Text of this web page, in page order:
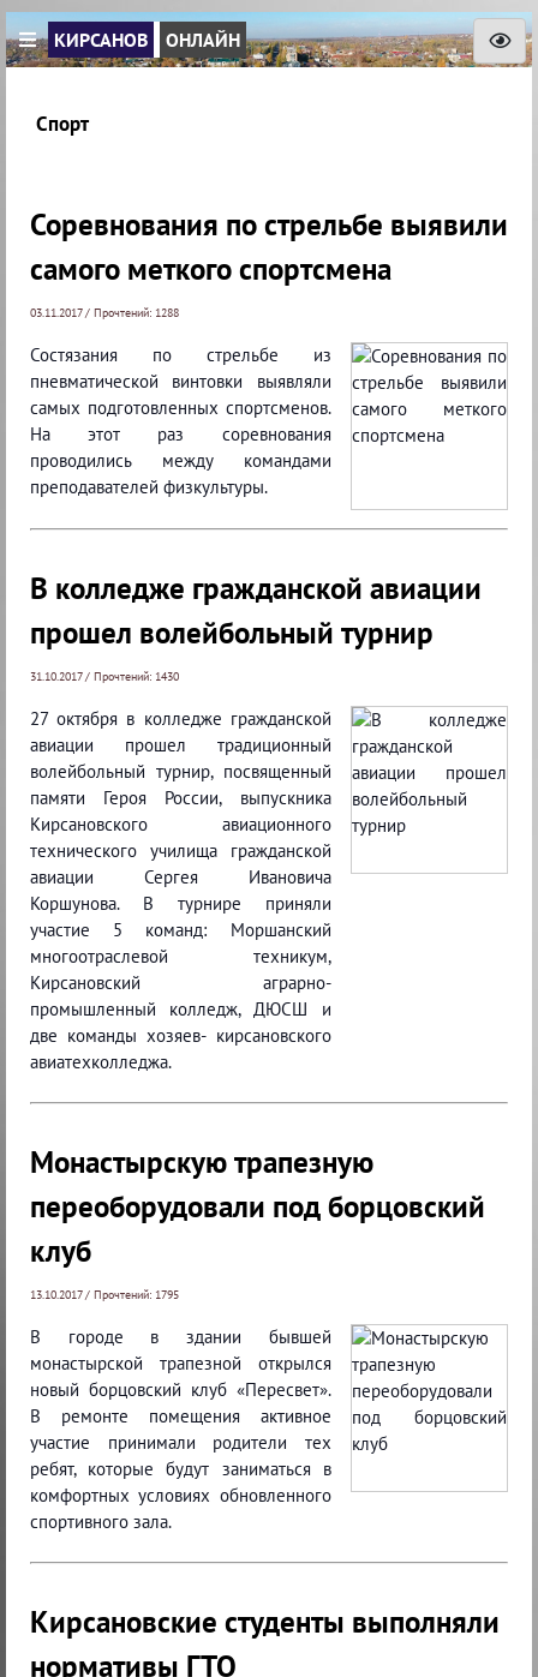
КИРСАНОВ ОНЛАЙН
Спорт
Соревнования по стрельбе выявили
самого меткого спортсмена
03.11.2017 / Прочтений: 1288
Состязания по стрельбе из
пневматической винтовки выявляли
самых подготовленных спортсменов.
На этот раз соревнования
проводились между командами
преподавателей физкультуры.
В колледже гражданской авиации
прошел волейбольный турнир
31.10.2017 / Прочтений: 1430
27 октября в колледже гражданской
авиации прошел традиционный
волейбольный турнир, посвященный
памяти Героя России, выпускника
Кирсановского авиационного
технического училища гражданской
авиации Сергея Ивановича
Коршунова. В турнире приняли
участие 5 команд: Моршанский
многоотраслевой техникум,
Кирсановский аграрно-
промышленный колледж, ДЮСШ и
две команды хозяев- кирсановского
авиатехколледжа.
Монастырскую трапезную
переоборудовали под борцовский
клуб
13.10.2017 / Прочтений: 1795
В городе в здании бывшей
монастырской трапезной открылся
новый борцовский клуб «Пересвет».
В ремонте помещения активное
участие принимали родители тех
ребят, которые будут заниматься в
комфортных условиях обновленного
спортивного зала.
Кирсановские студенты выполняли
нормативы ГТО